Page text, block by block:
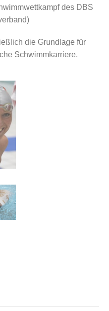
des DBS
die Grundlage für
Schwimmkarriere.